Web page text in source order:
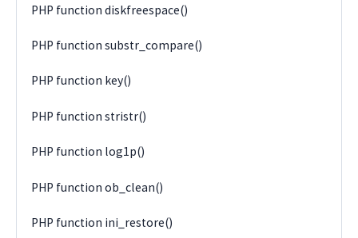
PHP function diskfreespace()
PHP function substr_compare()
PHP function key()
PHP function stristr()
PHP function log1p()
PHP function ob_clean()
PHP function ini_restore()